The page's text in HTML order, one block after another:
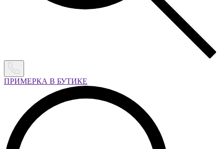
ПРИМЕРКА В БУТИКЕ